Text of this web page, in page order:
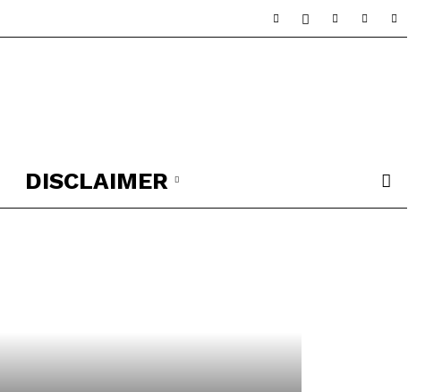
DISCLAIMER